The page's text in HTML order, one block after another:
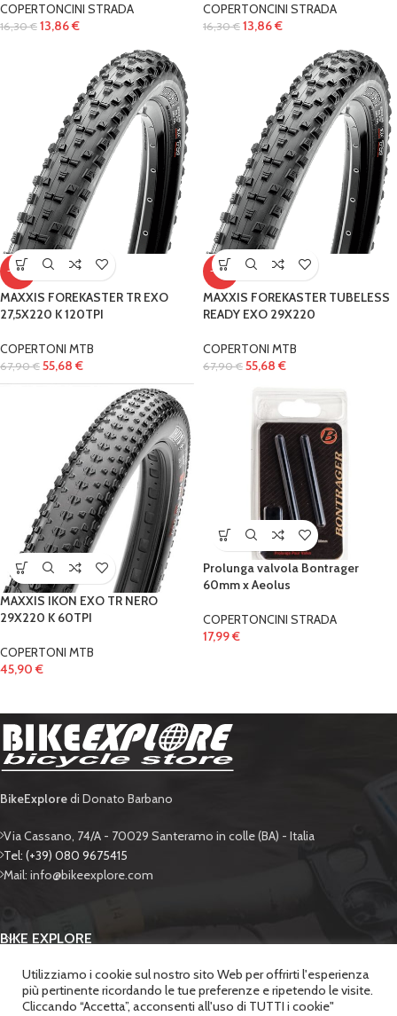
COPERTONCINI STRADA
16,30€ 13,86€
COPERTONCINI STRADA
16,30€ 13,86€
-18%
MAXXIS FOREKASTER TR EXO
27,5X220 K 120TPI
COPERTONI MTB
67,90€ 55,68 €
-18%
MAXXIS FOREKASTER TUBELESS
READY EXO 29X220
COPERTONI MTB
67,90€ 55,68 €
MAXXIS IKON EXO TR NERO
29X220 K 60TPI
COPERTONI MTB
45,90 €
Prolunga valvola Bontrager
60mm x Aeolus
COPERTONCINI STRADA
17,99€
BikeExploredi Donato Barbano
Via Cassano, 74/A - 70029 Santeramo in colle (BA) - Italia
Tel: (+39) 080 9675415
Mail: info@bikeexplore.com
BIKE EXPLORE
SUPPORTO
Utilizziamo i cookie sul nostro sito Web per offrirti l'esperienza
più pertinente ricordando le tue preferenze e ripetendo le visite.
Cliccando “Accetta”, acconsenti all'uso di TUTTI i cookie"